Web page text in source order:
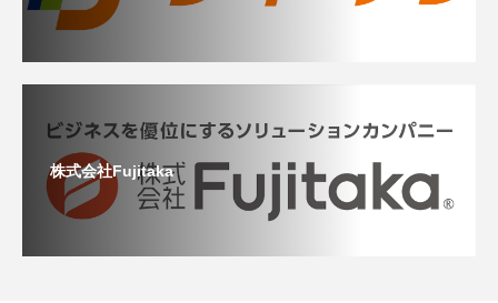
株式会社Fujitaka